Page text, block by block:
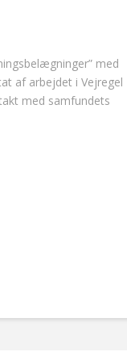
med
af arbejdet i Vejregel
med samfundets